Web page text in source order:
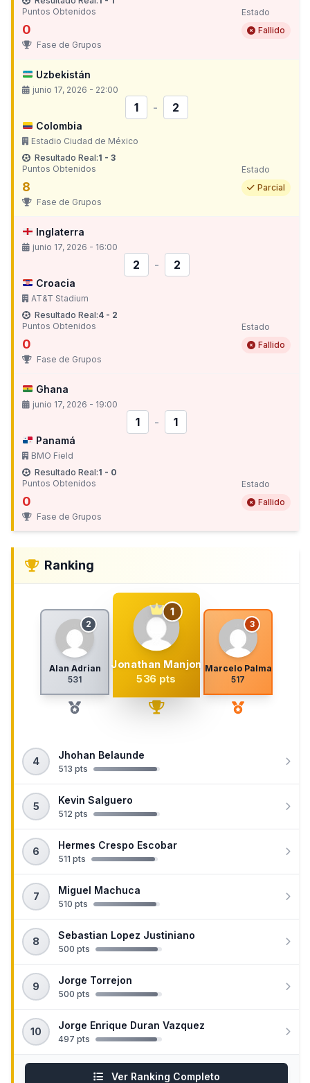
Puntos Obtenidos
0
Estado
Fallido
Fase de Grupos
Uzbekistán
junio 17, 2026 - 22:00
1 - 2
Colombia
Estadio Ciudad de México
Resultado Real:1 - 3
Puntos Obtenidos
8
Estado
Parcial
Fase de Grupos
Inglaterra
junio 17, 2026 - 16:00
2 - 2
Croacia
AT&T Stadium
Resultado Real:4 - 2
Puntos Obtenidos
0
Estado
Fallido
Fase de Grupos
Ghana
junio 17, 2026 - 19:00
1 - 1
Panamá
BMO Field
Resultado Real:1 - 0
Puntos Obtenidos
0
Estado
Fallido
Fase de Grupos
Ranking
2
Alan Adrian
531
1
Jonathan Manjon
536 pts
3
Marcelo Palma
517
4
Jhohan Belaunde
513 pts
5
Kevin Salguero
512 pts
6
Hermes Crespo Escobar
511 pts
7
Miguel Machuca
510 pts
8
Sebastian Lopez Justiniano
500 pts
9
Jorge Torrejon
500 pts
10
Jorge Enrique Duran Vazquez
497 pts
Ver Ranking Completo